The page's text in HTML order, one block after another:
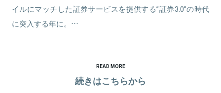
イルにマッチした証券サービスを提供する”証券3.0”の時代
に突入する年に。…
READ MORE
続きはこちらから